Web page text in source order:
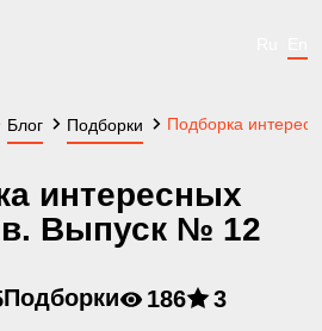
Блог Подборки Подборка
интересных
Выпуск № 12
Подборки 186 3